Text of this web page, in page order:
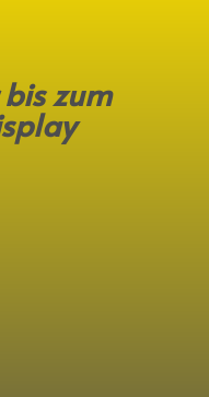
zum